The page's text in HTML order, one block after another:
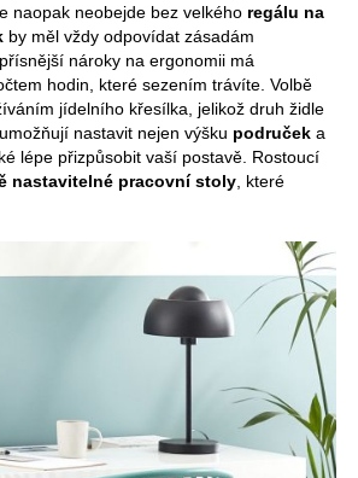
naopak neobejde bez velkého regálu na
by měl vždy odpovídat zásadám
nároky na ergonomii má
hodin, které sezením trávíte. Volbě
jídelního křesílka, jelikož druh židle
nastavit nejen výšku područek a
lépe přizpůsobit vaší postavě. Rostoucí
nastavitelné pracovní stoly , které